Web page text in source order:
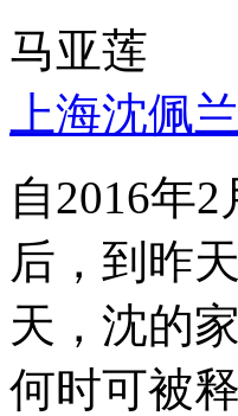
马亚莲
上海沈佩
自2016年
后，到昨
天，沈的
何时可被